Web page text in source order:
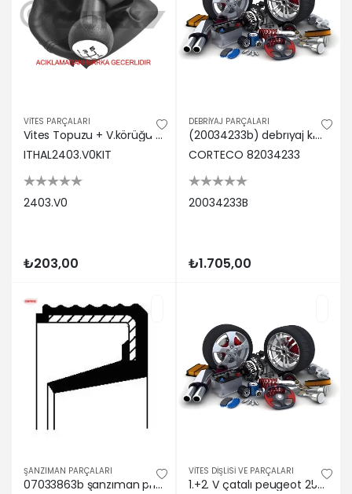
VİTES PARÇALARI
Vites Topuzu + V.körüğü Partner Ithal 2403.V0 MİCRON 2403V0 KIT
ITHAL2403.V0KIT
2403.V0
₺203,00
DEBRİYAJ PARÇALARI
(20034233b) debrıyaj klavuz kovanı. prızdırek bf 24.45x40.22/95.2x69.2 acm renault Corteco 20034233B
CORTECO 82034233
20034233B
₺1.705,00
ŞANZIMAN PARÇALARI
07033863b şanzıman prizdirek keçesi p106-p205-p206-p207-p301-p306-p307-partner-berlıngo-c-elysee-c c corteco 9677565880/ 2515.14
VİTES DİŞLİSİ VE PARÇALARI
1.+2. V çatalı peugeot 2553.79